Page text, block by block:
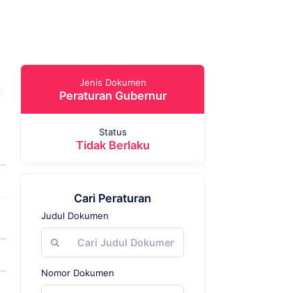
Jenis Dokumen
Peraturan Gubernur
Status
Tidak Berlaku
Cari Peraturan
Judul Dokumen
Nomor Dokumen